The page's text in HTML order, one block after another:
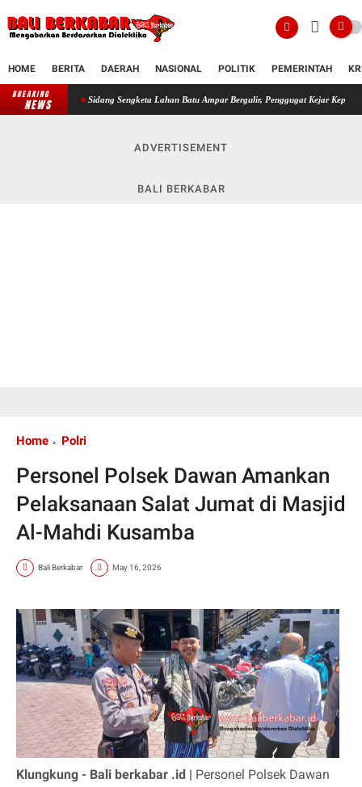
HOME BERITA DAERAH NASIONAL POLITIK PEMERINTAH
BREAKING
NEWS
Sidang Sengketa Lahan Batu Ampar Bergulir, Penggugat Kejar Kepastian Hukum,
ADVERTISEMENT
BALI BERKABAR
Home Polri
Personel Polsek Dawan Amankan
Pelaksanaan Salat Jumat di Masjid
Al-Mahdi Kusamba
Bali Berkabar May 16, 2026
Klungkung - Bali berkabar .id | Personel Polsek Dawan